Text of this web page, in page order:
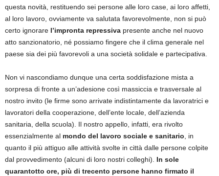
questa novità, restituendo sei persone alle loro case, ai loro affetti,
al loro lavoro, ovviamente va salutata favorevolmente, non si può
certo ignorare l’impronta repressiva presente anche nel nuovo
atto sanzionatorio, né possiamo fingere che il clima generale nel
paese sia dei più favorevoli a una società solidale e partecipativa.
Non vi nascondiamo dunque una certa soddisfazione mista a
sorpresa di fronte a un’adesione così massiccia e trasversale al
nostro invito (le firme sono arrivate indistintamente da lavoratrici e
lavoratori della cooperazione, dell’ente locale, dell’azienda
sanitaria, della scuola). Il nostro appello, infatti, era rivolto
essenzialmente al mondo del lavoro sociale e sanitario, in
quanto il più attiguo alle attività svolte in città dalle persone colpite
dal provvedimento (alcuni di loro nostri colleghi). In sole
quarantotto ore, più di trecento persone hanno firmato il